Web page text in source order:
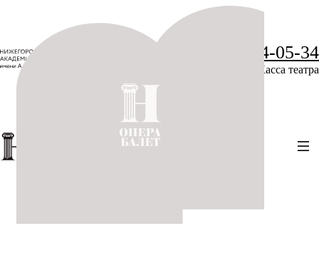
+7 (831) 234-05-34
Касса театра